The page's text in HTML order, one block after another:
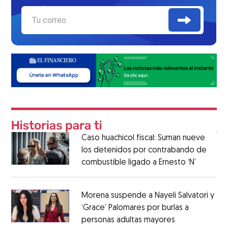
Caso huachicol fiscal: Suman nueve
los detenidos por contrabando de
combustible ligado a Ernesto ‘N’
Morena suspende a Nayeli Salvatori y
‘Grace’ Palomares por burlas a
personas adultas mayores